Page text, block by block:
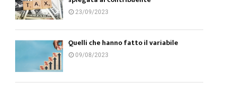
23/09/2023
Quelli che hanno fatto il variabile
09/08/2023